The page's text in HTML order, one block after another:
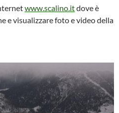
www.scalino.itdove è
e visualizzare foto e video della